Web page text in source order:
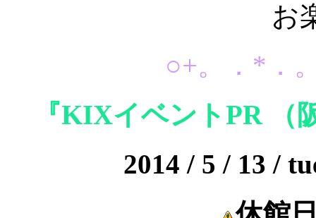
お
○+。．*．
『KIXイベントPR （
2014 / 5 / 13 /